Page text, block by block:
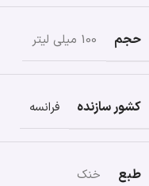
حجم 100 میلی لیتر
کشور سازنده فرانسه
طبع خنک